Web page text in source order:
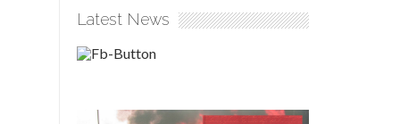
Latest News